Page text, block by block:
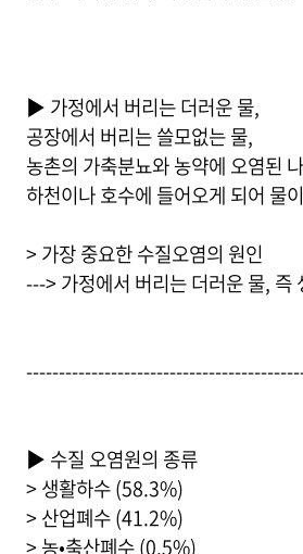
▶ 가정에서 버리는 더러운 물,
공장에서 버리는 쓸모없는 물,
농촌의 가축분뇨와 농약에 오염된
하천이나 호수에 들어오게 되어 물
> 가장 중요한 수질오염의 원인
---> 가정에서 버리는 더러운 물, 즉
▶ 수질 오염원의 종류
> 생활하수 (58.3%)
> 산업폐수 (41.2%)
> 농•축산폐수 (0.5%)